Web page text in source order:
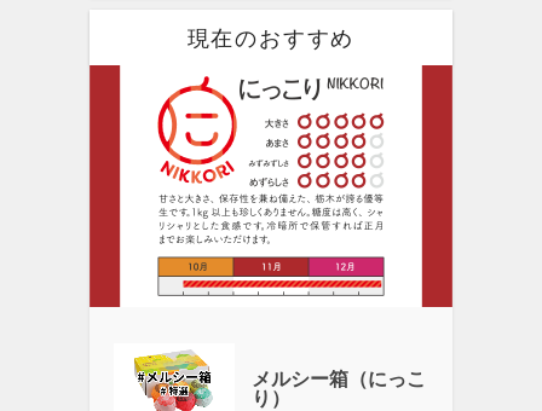
現在のおすすめ
メルシー箱（にっこ
り）